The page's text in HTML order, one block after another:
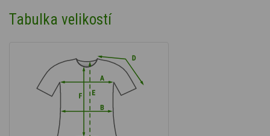
Tabulka velikostí